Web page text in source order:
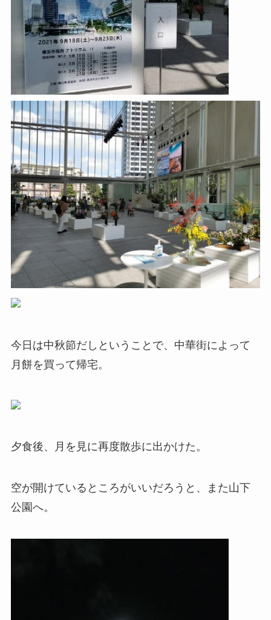
今日は中秋節だしということで、中華街によって
月餅を買って帰宅。
夕食後、月を見に再度散歩に出かけた。
空が開けているところがいいだろうと、また山下
公園へ。